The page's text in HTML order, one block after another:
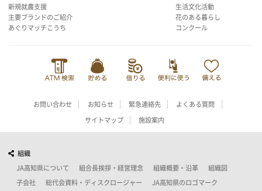
新規就農支援
主要ブランドのご紹介
あぐりマッチこうち
生活文化活動
花のある暮らし
コンクール
お問い合わせ お知らせ 緊急連絡先 よくある質問
サイトマップ 施設案内
組織
JA高知県について 組合長挨拶・経営理念 組織概要・沿革 組織図
子会社 総代会資料・ディスクロージャー JA高知県のロゴマーク